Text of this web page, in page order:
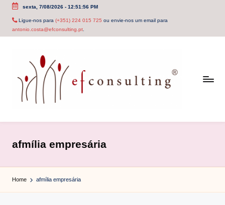
Skip
sexta, 7/08/2026- 12:51:56 PM
Ligue-nos para (+351) 224 015 725 ou envie-nos um email para
antonio.costa@efconsulting.pt.
c
o
n
afmília empresária
Home afmília empresária